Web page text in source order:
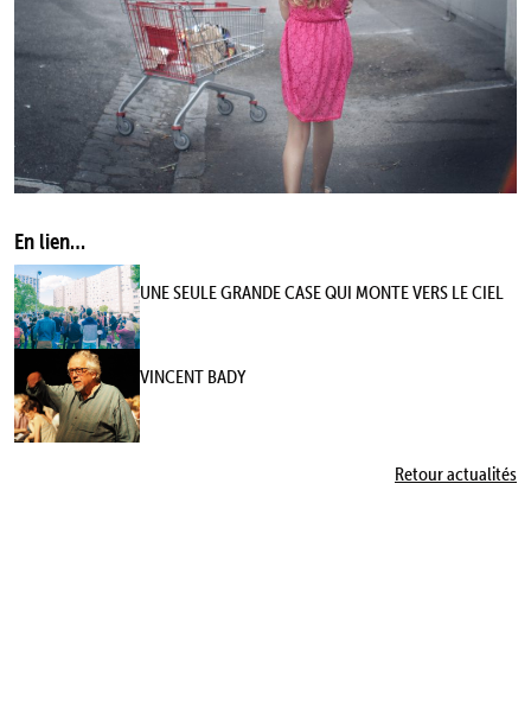
En lien…
UNE SEULE GRANDE CASE QUI MONTE VERS LE CIEL
VINCENT BADY
Retour actualités